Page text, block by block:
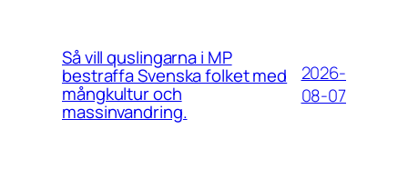
Så vill quslingarna i MP
bestraffa Svenska folket med
mångkultur och
massinvandring.
2026-
08-07